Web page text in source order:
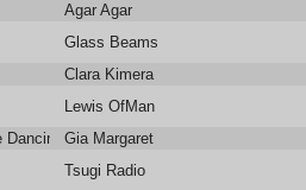
Agar Agar
Glass Beams
Clara Kimera
Lewis OfMan
Gia Margaret
Tsugi Radio